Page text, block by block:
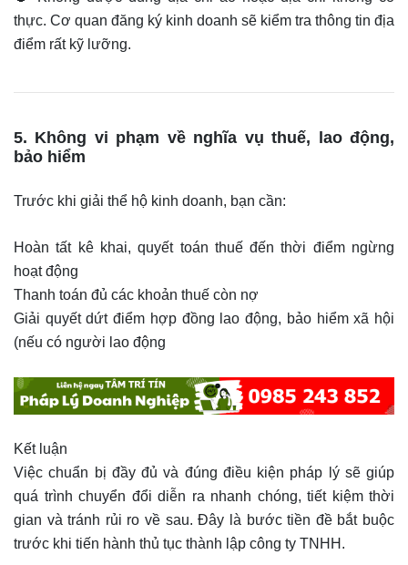
thực. Cơ quan đăng ký kinh doanh sẽ kiểm tra thông tin địa
điểm rất kỹ lưỡng.
5. Không vi phạm về nghĩa vụ thuế, lao động,
bảo hiểm
Trước khi giải thể hộ kinh doanh, bạn cần:
Hoàn tất kê khai, quyết toán thuế đến thời điểm ngừng
hoạt động
Thanh toán đủ các khoản thuế còn nợ
Giải quyết dứt điểm hợp đồng lao động, bảo hiểm xã hội
(nếu có người lao động
Kết luận
Việc chuẩn bị đầy đủ và đúng điều kiện pháp lý sẽ giúp
quá trình chuyển đổi diễn ra nhanh chóng, tiết kiệm thời
gian và tránh rủi ro về sau. Đây là bước tiền đề bắt buộc
trước khi tiến hành thủ tục thành lập công ty TNHH.